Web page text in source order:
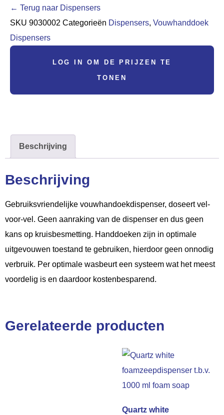
← Terug naar Dispensers
SKU 9030002 Categorieën Dispensers, Vouwhanddoek
Dispensers
LOG IN OM DE PRIJZEN TE
TONEN
Beschrijving
Beschrijving
Gebruiksvriendelijke vouwhandoekdispenser, doseert vel-
voor-vel. Geen aanraking van de dispenser en dus geen
kans op kruisbesmetting. Handdoeken zijn in optimale
uitgevouwen toestand te gebruiken, hierdoor geen onnodig
verbruik. Per optimale wasbeurt een systeem wat het meest
voordelig is en daardoor kostenbesparend.
Gerelateerde producten
Quartz white